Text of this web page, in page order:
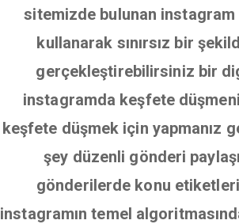
sitemizde bulunan
kullanarak sınırsız bir
gerçekleştirebilirsiniz bir
instagramda keşfete
keşfete düşmek için yapmanız
şey düzenli gönderi
gönderilerde konu
instagramın temel